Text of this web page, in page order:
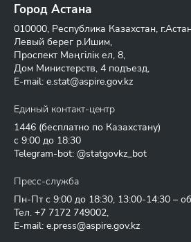
Город Астана
010000, Республика Казахстан,
Левый берег р.Ишим,
Проспект Мәңгілік ел, 8,
Дом Министерств, 4 подъезд,
E-mail: e.stat@aspire.gov.kz
Единый контакт-центр
1446 (бесплатно по Казахстану)
с 9:00 до 18:30
Telegram-bot: @statgovkz_bot
Пресс-служба
Пн-Пт с 9:00 до 18:30, 13:00-14:30 –
Тел. +7 7172 749002,
E-mail: e.press@aspire.gov.kz